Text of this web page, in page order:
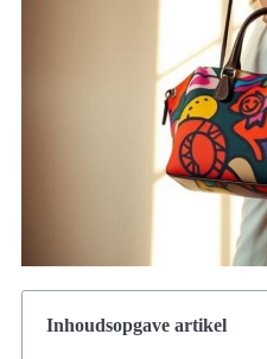
Inhoudsopgave artikel